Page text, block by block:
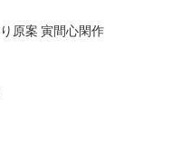
原案 寅間心閑作